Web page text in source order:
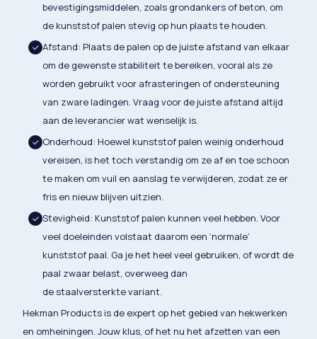
bevestigingsmiddelen, zoals grondankers of beton, om
de kunststof palen stevig op hun plaats te houden.
Afstand: Plaats de palen op de juiste afstand van elkaar
om de gewenste stabiliteit te bereiken, vooral als ze
worden gebruikt voor afrasteringen of ondersteuning
van zware ladingen. Vraag voor de juiste afstand altijd
aan de leverancier wat wenselijk is.
Onderhoud: Hoewel kunststof palen weinig onderhoud
vereisen, is het toch verstandig om ze af en toe schoon
te maken om vuil en aanslag te verwijderen, zodat ze er
fris en nieuw blijven uitzien.
Stevigheid: Kunststof palen kunnen veel hebben. Voor
veel doeleinden volstaat daarom een ‘normale’
kunststof paal. Ga je het heel veel gebruiken, of wordt de
paal zwaar belast, overweeg dan
de staalversterkte variant.
Hekman Products is de expert op het gebied van hekwerken
en omheiningen. Jouw klus, of het nu het afzetten van een